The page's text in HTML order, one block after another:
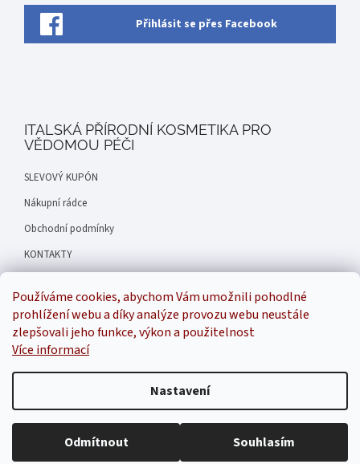
Používáme cookies, abychom Vám umožnili pohodlné
prohlížení webu a díky analýze provozu webu neustále
zlepšovali jeho funkce, výkon a použitelnost
Více informací
Nastavení
Odmítnout Souhlasím
Přihlásit se přes Facebook
ITALSKÁ PŘÍRODNÍ KOSMETIKA PRO
VĚDOMOU PÉČI
SLEVOVÝ KUPÓN
Nákupní rádce
Obchodní podmínky
KONTAKTY
Hodnocení obchodu
Náš příběh
Inspirala